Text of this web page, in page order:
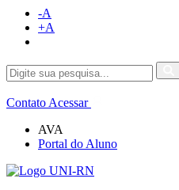
-A
+A
Contato Acessar
AVA
Portal do Aluno